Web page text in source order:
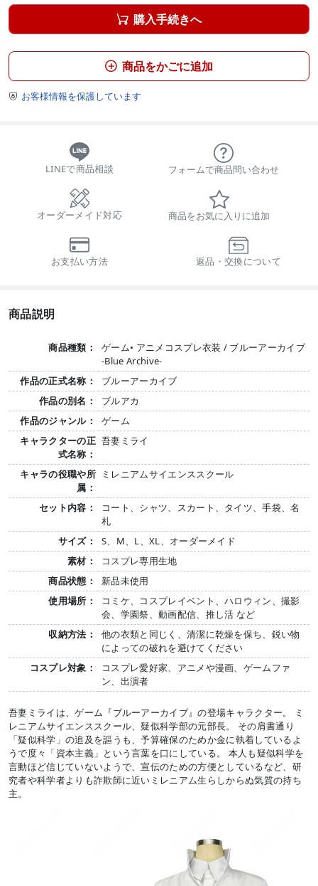
 購入手続きへ
 商品をかごに追加
 お客様情報を保護しています
LINEで商品相談 フォームで商品問い合わせ
オーダーメイド対応 商品をお気に入りに追加
お支払い方法 返品・交換について
商品説明
商品種類：
ゲーム• アニメコスプレ衣装 / ブルーアーカイブ
-Blue Archive-
作品の正式名称：
ブルーアーカイブ
作品の別名：
ブルアカ
作品のジャンル：
ゲーム
キャラクターの正
式名称：
吾妻ミライ
キャラの役職や所
属：
ミレニアムサイエンススクール
セット内容：
コート、シャツ、スカート、タイツ、手袋、名
札
サイズ：
S、M、L、XL、オーダーメイド
素材：
コスプレ専用生地
商品状態：
新品未使用
使用場所：
コミケ、コスプレイベント、ハロウィン、撮影
会、学園祭、動画配信、推し活 など
収納方法：
他の衣類と同じく、清潔に乾燥を保ち、鋭い物
によっての破れを避けてください
コスプレ対象：
コスプレ愛好家、アニメや漫画、ゲームファ
ン、出演者
吾妻ミライは、ゲーム『ブルーアーカイブ』の登場キャラクター。 ミ
レニアムサイエンススクール、疑似科学部の元部長。 その肩書通り
「疑似科学」の追及を謳うも、予算確保のためか金に執着しているよ
うで度々「資本主義」という言葉を口にしている。 本人も疑似科学を
言動ほど信じていないようで、宣伝のための方便としているなど、研
究者や科学者よりも詐欺師に近いミレニアム生らしからぬ気質の持ち
主。